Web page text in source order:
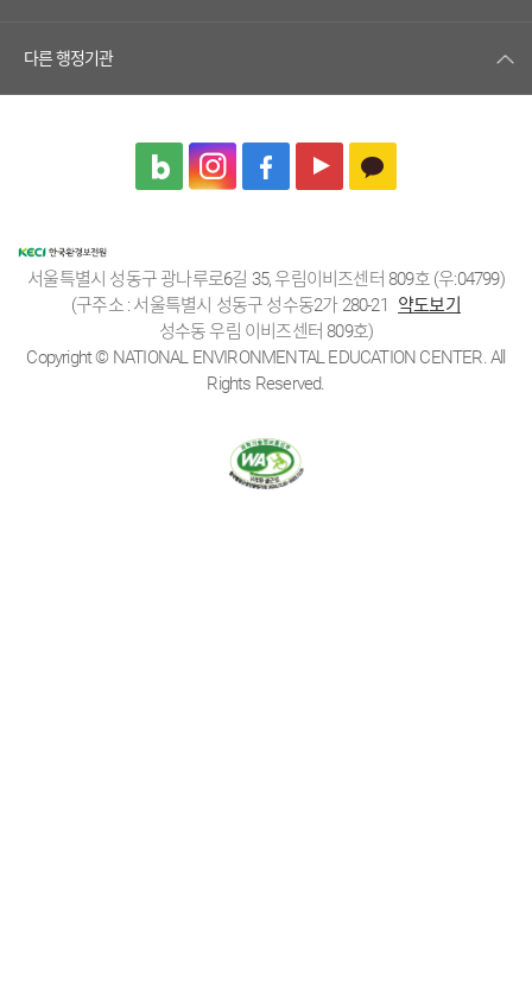
다른 행정기관
서울특별시 성동구 광나루로6길 35, 우림이비즈센터 809호 (우:04799)
(구주소 : 서울특별시 성동구 성수동2가 280-21
약도보기
성수동 우림 이비즈센터 809호)
Copyright © NATIONAL ENVIRONMENTAL EDUCATION CENTER. All
Rights Reserved.